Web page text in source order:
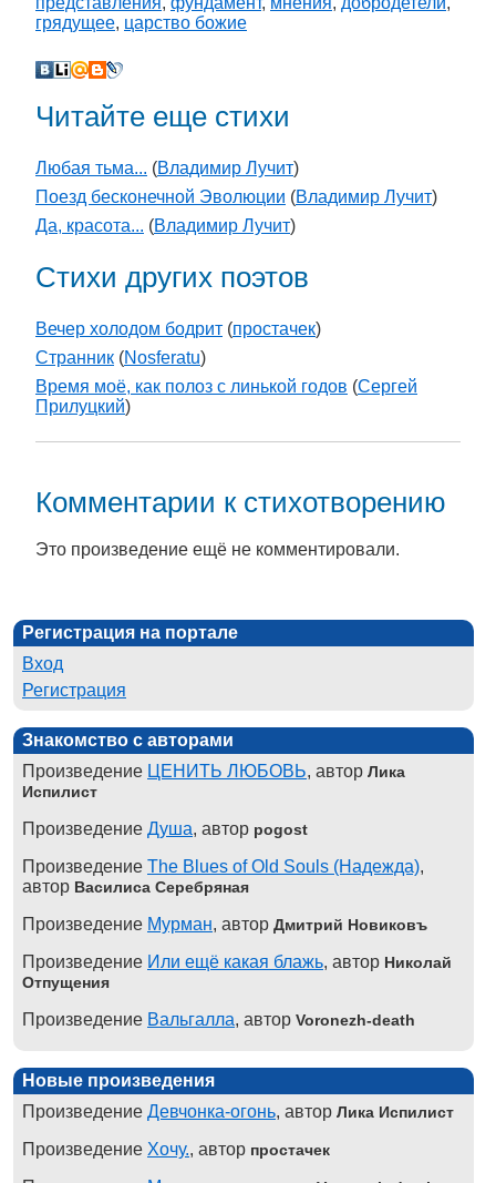
грядущее, царство божие
Читайте еще стихи
Любая тьма... (Владимир Лучит)
Поезд бесконечной Эволюции (Владимир Лучит)
Да, красота... (Владимир Лучит)
Стихи других поэтов
Вечер холодом бодрит (простачек)
Странник (Nosferatu)
Время моё, как полоз с линькой годов (Сергей
Прилуцкий)
Комментарии к стихотворению
Это произведение ещё не комментировали.
Регистрация на портале
Вход
Регистрация
Знакомство с авторами
Произведение ЦЕНИТЬ ЛЮБОВЬ, автор Лика
Испилист
Произведение Душа, автор pogost
Произведение The Blues of Old Souls (Надежда),
автор Василиса Серебряная
Произведение Мурман, автор Дмитрий Новиковъ
Произведение Или ещё какая блажь, автор Николай
Отпущения
Произведение Вальгалла, автор Voronezh-death
Новые произведения
Произведение Девчонка-огонь, автор Лика Испилист
Произведение Хочу., автор простачек